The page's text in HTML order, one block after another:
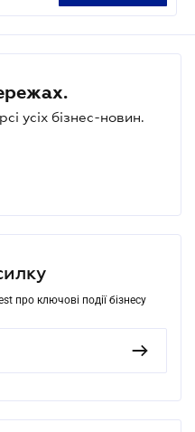
усіх бізнес-новин.
про ключові події бізнесу